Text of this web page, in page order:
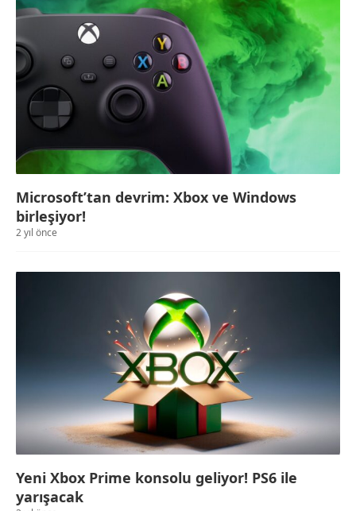
Microsoft’tan devrim: Xbox ve Windows
birleşiyor!
2 yıl önce
Yeni Xbox Prime konsolu geliyor! PS6 ile
yarışacak